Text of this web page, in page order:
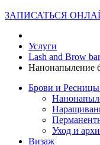
ЗАПИСАТЬСЯ
Услуги
Lash and Brow
Нанонапыление
Брови и
Уход и
Визаж